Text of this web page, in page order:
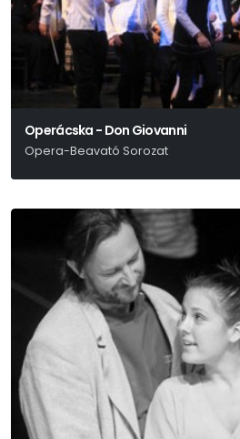
Operácska - Don Giovanni
Opera-Beavató Sorozat